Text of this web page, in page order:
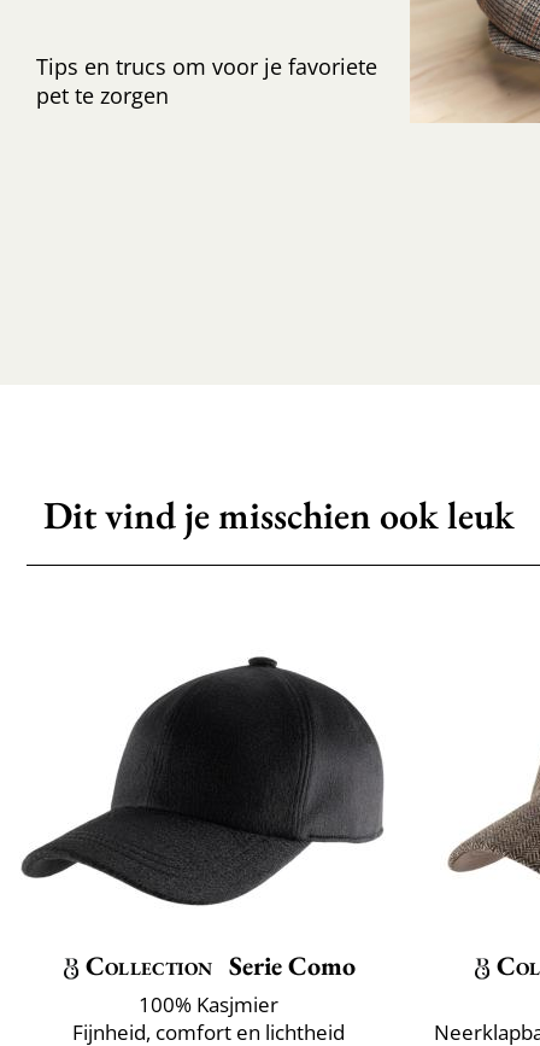
Tips en trucs om voor je favoriete
pet te zorgen
Dit vind je misschien ook leuk
Collection Serie Como
100% Kasjmier
Fijnheid, comfort en lichtheid